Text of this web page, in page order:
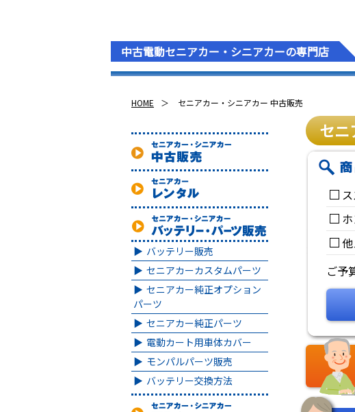
中古電動セニアカー・シニアカーの専門店
HOME セニアカー・シニアカー 中古販売
セニ
ご予
バッテリー販売
セニアカーカスタムパーツ
セニアカー純正オプション
パーツ
セニアカー純正パーツ
電動カート用車体カバー
モンパルパーツ販売
バッテリー交換方法